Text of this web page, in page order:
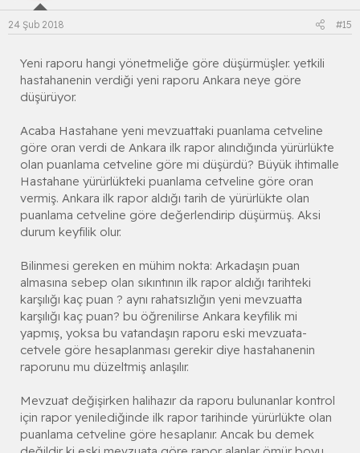
24 Şub 2018 #15
Yeni raporu hangi yönetmeliğe göre düşürmüşler. yetkili
hastahanenin verdiği yeni raporu Ankara neye göre
düşürüyor.
Acaba Hastahane yeni mevzuattaki puanlama cetveline
göre oran verdi de Ankara ilk rapor alındığında yürürlükte
olan puanlama cetveline göre mi düşürdü? Büyük ihtimalle
Hastahane yürürlükteki puanlama cetveline göre oran
vermiş. Ankara ilk rapor aldığı tarih de yürürlükte olan
puanlama cetveline göre değerlendirip düşürmüş. Aksi
durum keyfilik olur.
Bilinmesi gereken en mühim nokta: Arkadaşın puan
almasına sebep olan sıkıntının ilk rapor aldığı tarihteki
karşılığı kaç puan ? aynı rahatsızlığın yeni mevzuatta
karşılığı kaç puan? bu öğrenilirse Ankara keyfilik mi
yapmış, yoksa bu vatandaşın raporu eski mevzuata-
cetvele göre hesaplanması gerekir diye hastahanenin
raporunu mu düzeltmiş anlaşılır.
Mevzuat değişirken halihazır da raporu bulunanlar kontrol
için rapor yenilediğinde ilk rapor tarihinde yürürlükte olan
puanlama cetveline göre hesaplanır. Ancak bu demek